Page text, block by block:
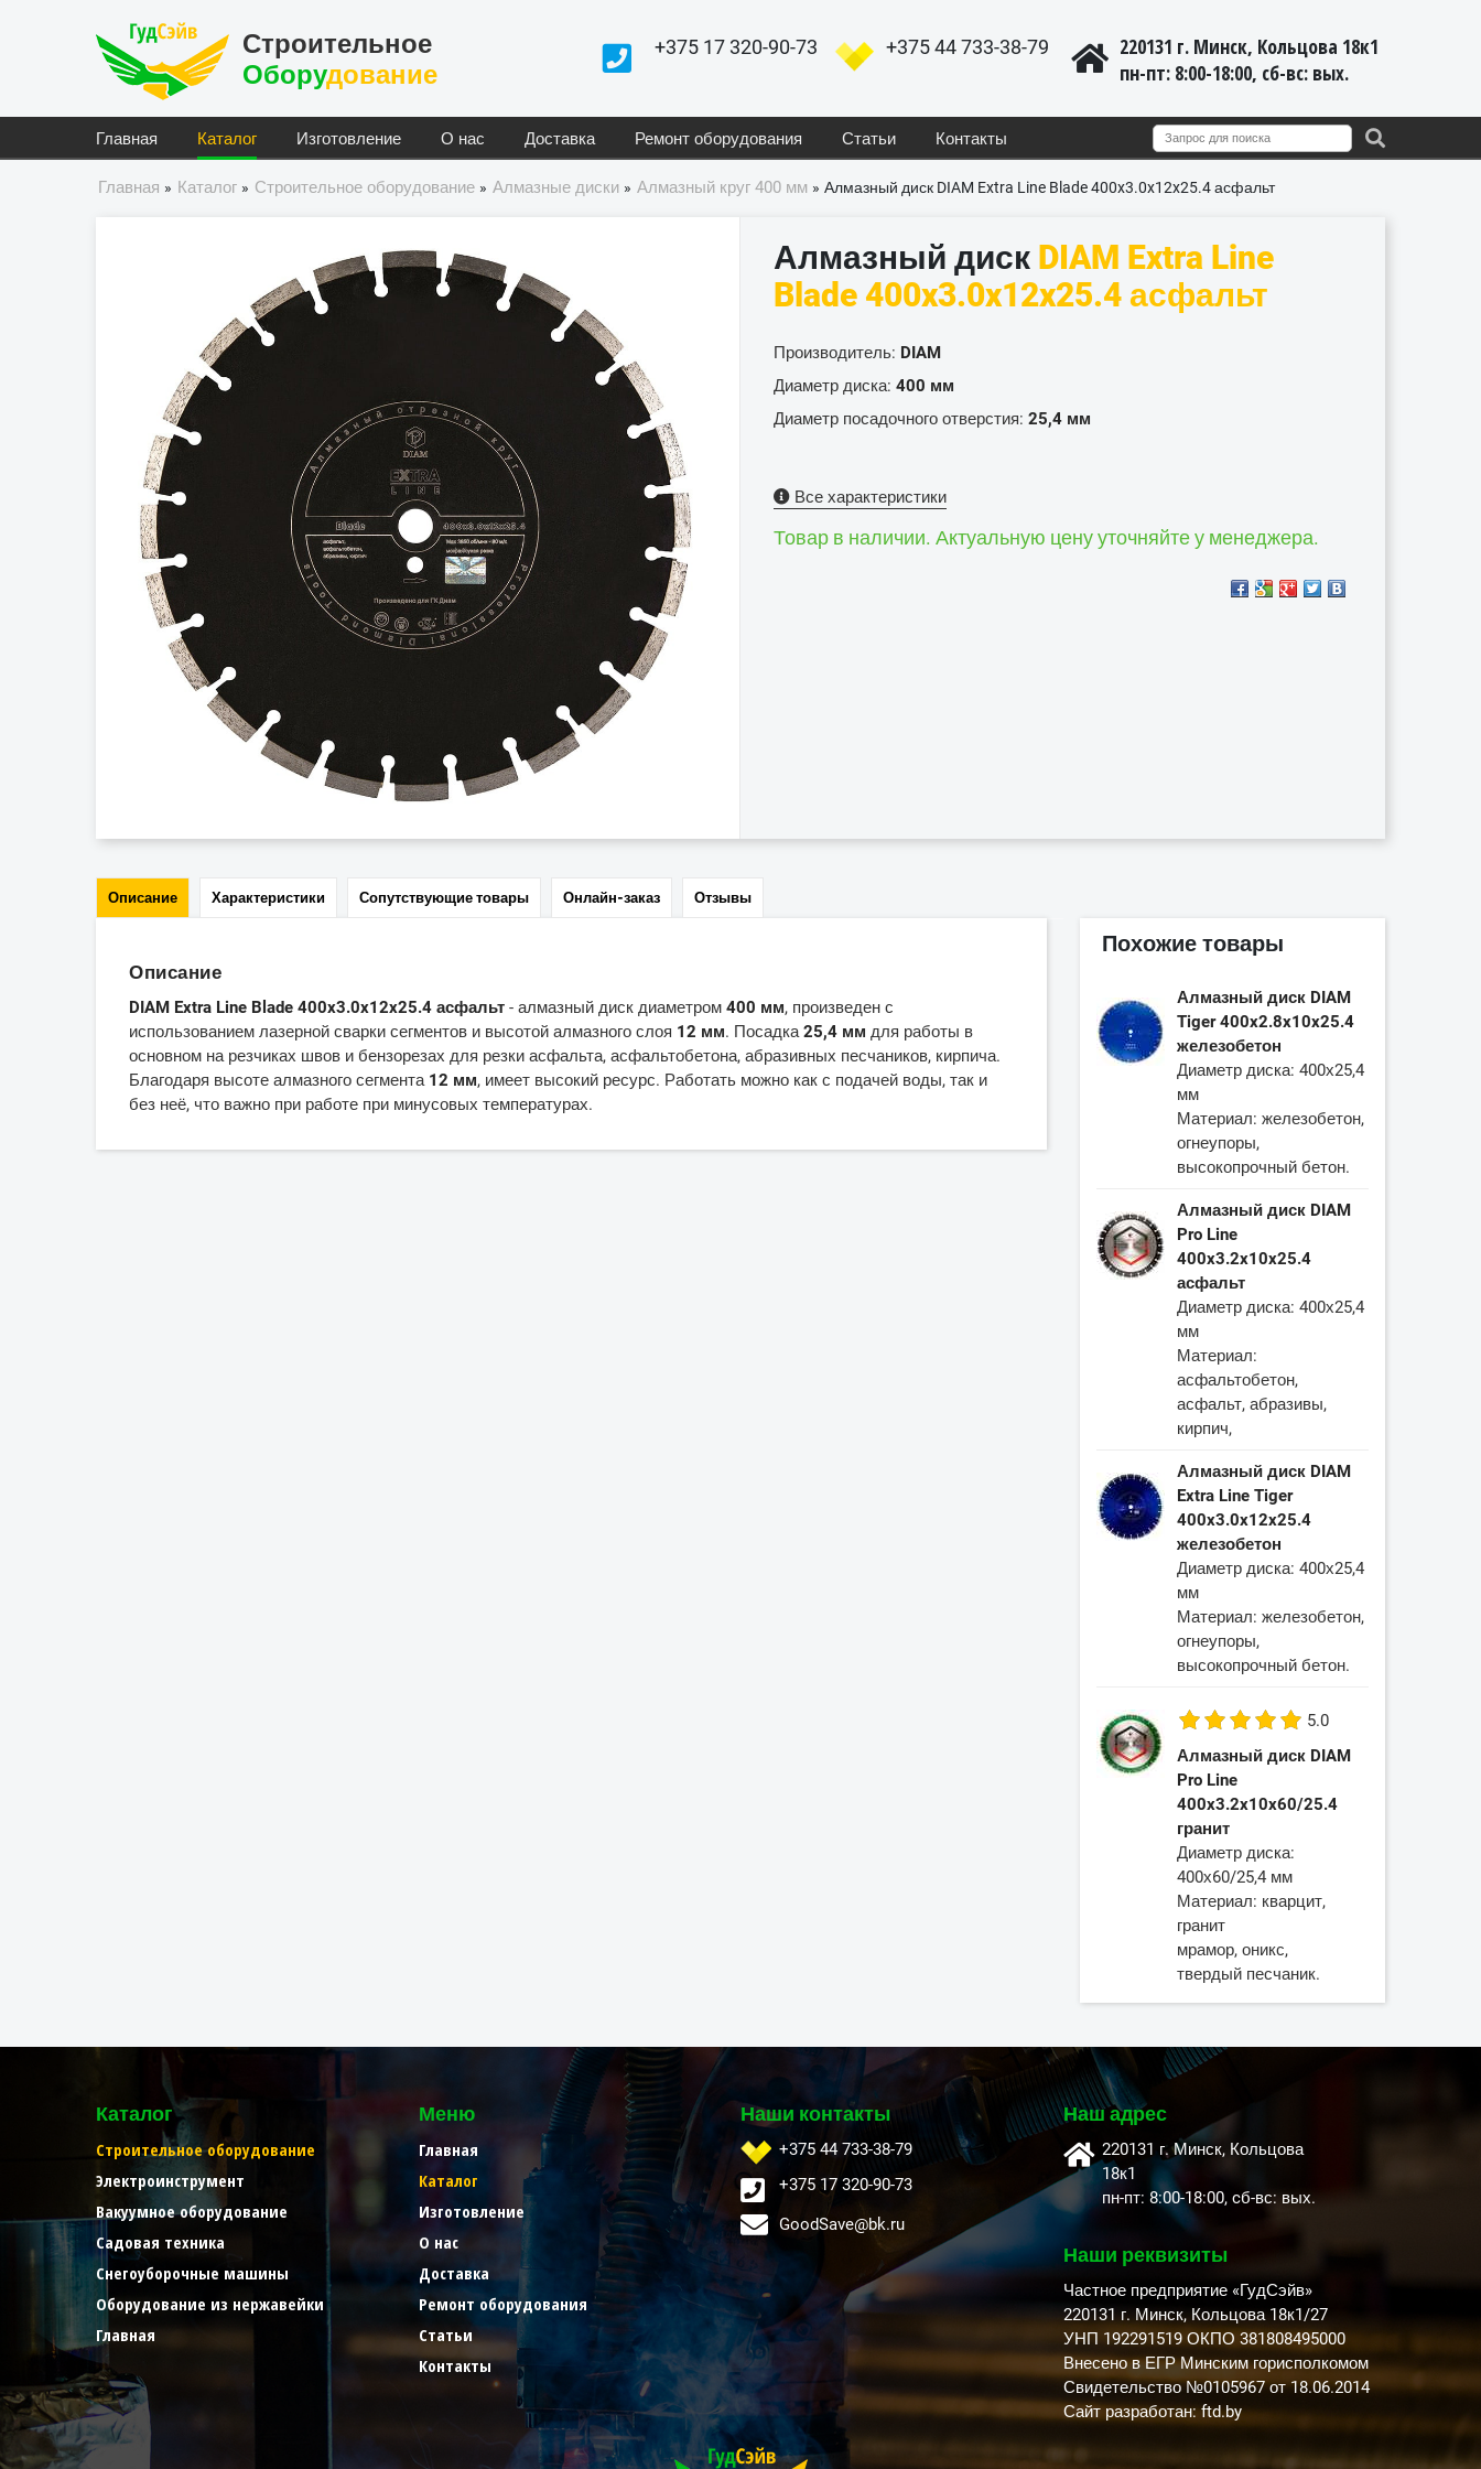
Строительное
ОборуДование
220131 г. Минск, Кольцова 18к1
пн-пт: 8:00-18:00, cб-вс: вых.
+375 44 733-38-79
+375 17 320-90-73
Главная Каталог Изготовление О нас Доставка Ремонт оборудования Статьи Контакты
Главная » Каталог » Строительное оборудование » Алмазные диски » Алмазный круг 400 мм » Алмазный диск DIAM Extra Line Blade 400x3.0x12x25.4 асфальт
Алмазный диск DIAM Extra Line
Blade 400x3.0x12x25.4 асфальт
Производитель: DIAM
Диаметр диска: 400 мм
Диаметр посадочного отверстия: 25,4 мм
Все характеристики
Товар в наличии. Актуальную цену уточняйте у менеджера.
Описание Характеристики Сопутствующие товары Онлайн-заказ Отзывы
Описание
DIAM Extra Line Blade 400x3.0x12x25.4 асфальт - алмазный диск диаметром 400 мм, произведен с
использованием лазерной сварки сегментов и высотой алмазного слоя 12 мм. Посадка 25,4 мм для работы в
основном на резчиках швов и бензорезах для резки асфальта, асфальтобетона, абразивных песчаников, кирпича.
Благодаря высоте алмазного сегмента 12 мм, имеет высокий ресурс. Работать можно как с подачей воды, так и
без неё, что важно при работе при минусовых температурах.
Похожие товары
Алмазный диск DIAM
Tiger 400x2.8x10x25.4
железобетон
Диаметр диска: 400х25,4
мм
Материал: железобетон,
огнеупоры,
высокопрочный бетон.
Алмазный диск DIAM
Pro Line
400x3.2x10x25.4
асфальт
Диаметр диска: 400х25,4
мм
Материал:
асфальтобетон,
асфальт, абразивы,
кирпич,
Алмазный диск DIAM
Extra Line Tiger
400x3.0x12x25.4
железобетон
Диаметр диска: 400х25,4
мм
Материал: железобетон,
огнеупоры,
высокопрочный бетон.
5.0
Алмазный диск DIAM
Pro Line
400x3.2x10x60/25.4
гранит
Диаметр диска:
400х60/25,4 мм
Материал: кварцит,
гранит
мрамор, оникс,
твердый песчаник.
Каталог
Строительное оборудование
Электроинструмент
Вакуумное оборудование
Садовая техника
Снегоуборочные машины
Оборудование из нержавейки
Главная
Меню
Главная
Каталог
Изготовление
О нас
Доставка
Ремонт оборудования
Статьи
Контакты
Наши контакты
+375 44 733-38-79
+375 17 320-90-73
GoodSave@bk.ru
Наш адрес
220131 г. Минск, Кольцова
18к1
пн-пт: 8:00-18:00, cб-вс: вых.
Наши реквизиты
Частное предприятие «ГудСэйв»
220131 г. Минск, Кольцова 18к1/27
УНП 192291519 ОКПО 381808495000
Внесено в ЕГР Минским горисполкомом
Свидетельство №0105967 от 18.06.2014
Сайт разработан: ftd.by